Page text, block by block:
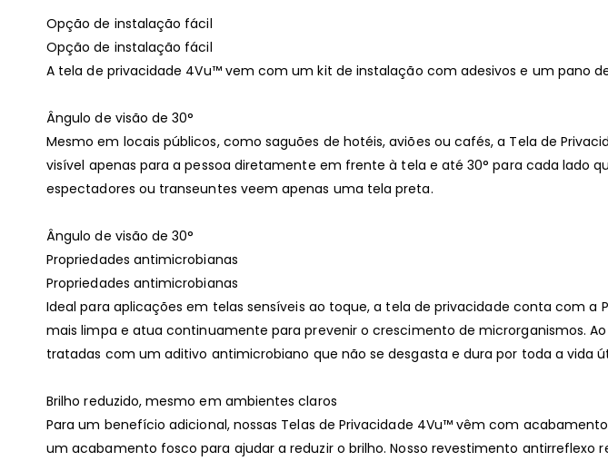
Opção de instalação fácil
Opção de instalação fácil
A tela de privacidade 4Vu™ vem com um kit de instalação com adesivos e um pano
Ângulo de visão de 30°
Mesmo em locais públicos, como saguões de hotéis, aviões ou cafés, a Tela de
visível apenas para a pessoa diretamente em frente à tela e até 30° para cada lado
espectadores ou transeuntes veem apenas uma tela preta.
Ângulo de visão de 30°
Propriedades antimicrobianas
Propriedades antimicrobianas
Ideal para aplicações em telas sensíveis ao toque, a tela de privacidade conta com
mais limpa e atua continuamente para prevenir o crescimento de microrganismos.
tratadas com um aditivo antimicrobiano que não se desgasta e dura por toda a vida
Brilho reduzido, mesmo em ambientes claros
Para um benefício adicional, nossas Telas de Privacidade 4Vu™ vêm com
um acabamento fosco para ajudar a reduzir o brilho. Nosso revestimento antirreflexo